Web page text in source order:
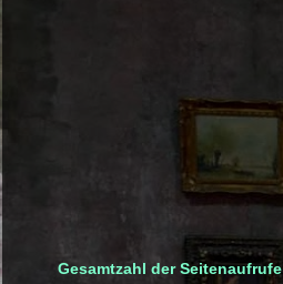
Gesamtzahl der Seitenaufrufe